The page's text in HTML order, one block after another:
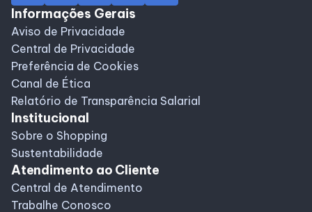
Informações Gerais
Aviso de Privacidade
Central de Privacidade
Preferência de Cookies
Canal de Ética
Relatório de Transparência Salarial
Institucional
Sobre o Shopping
Sustentabilidade
Atendimento ao Cliente
Central de Atendimento
Trabalhe Conosco